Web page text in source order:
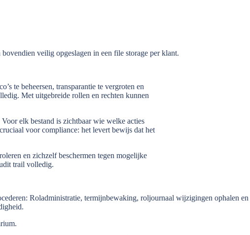
veilig opgeslagen in een file storage per klant.
te beheersen, transparantie te vergroten en
Met uitgebreide rollen en rechten kunnen
elk bestand is zichtbaar wie welke acties
voor compliance: het levert bewijs dat het
en zichzelf beschermen tegen mogelijke
trail volledig.
Roladministratie, termijnbewaking, roljournaal wijzigingen ophalen